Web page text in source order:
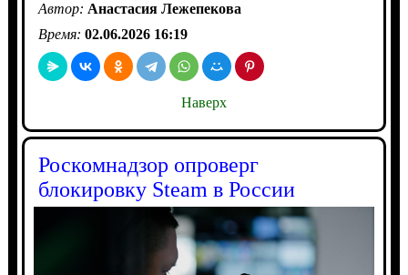
Автор: Анастасия Лежепекова
Время: 02.06.2026 16:19
Наверх
Роскомнадзор опроверг
блокировку Steam в России